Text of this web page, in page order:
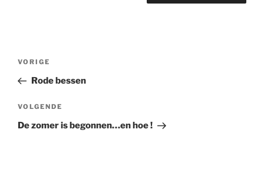
Bericht
Vorig
bericht
VORIGE
Rode bessen
Volgend
bericht
VOLGENDE
De zomer is begonnen…en hoe !